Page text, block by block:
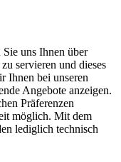
uns Ihnen über
servieren und dieses
Ihnen bei unseren
Angebote anzeigen.
Präferenzen
möglich. Mit dem
lediglich technisch